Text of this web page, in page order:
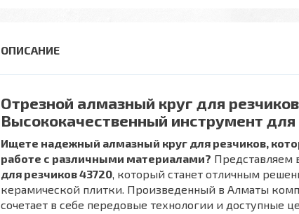
Отрезной алмазный круг для
Высококачественный инструмент для
Ищете надежный алмазный круг для резчиков,
работе с различными материалами? Представляем
для резчиков 43720, который станет отличным
керамической плитки. Произведенный в Алматы
сочетает в себе передовые технологии и доступные